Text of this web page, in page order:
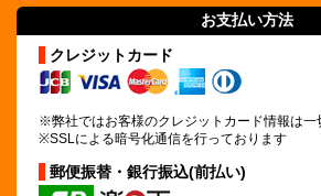
お支払い方法
クレジットカード
※弊社ではお客様のクレジットカード情報は一
※SSLによる暗号化通信を行っております
郵便振替・銀行振込(前払い)